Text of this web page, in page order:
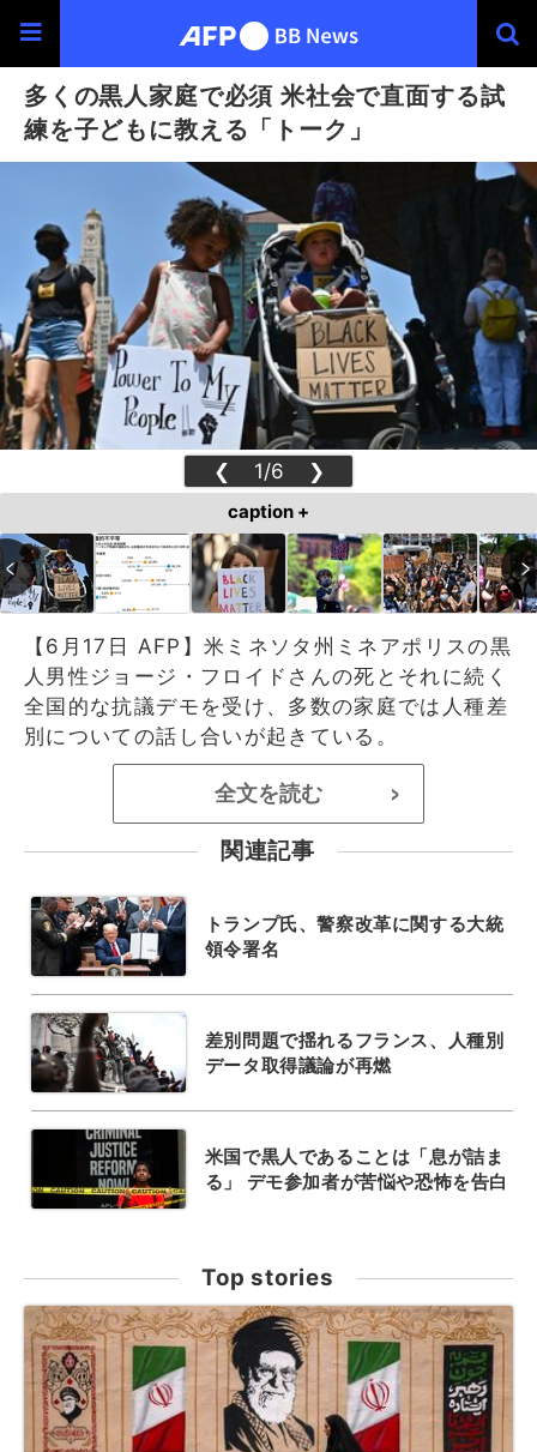
多くの黒人家庭で必須 米社会で直面する試
練を子どもに教える「トーク」
❮ 1/6 ❯
caption +
【6月17日 AFP】米ミネソタ州ミネアポリスの黒
人男性ジョージ・フロイドさんの死とそれに続く
全国的な抗議デモを受け、多数の家庭では人種差
別についての話し合いが起きている。
全文を読む >
関連記事
トランプ氏、警察改革に関する大統
領令署名
差別問題で揺れるフランス、人種別
データ取得議論が再燃
米国で黒人であることは「息が詰ま
る」 デモ参加者が苦悩や恐怖を告白
Top stories